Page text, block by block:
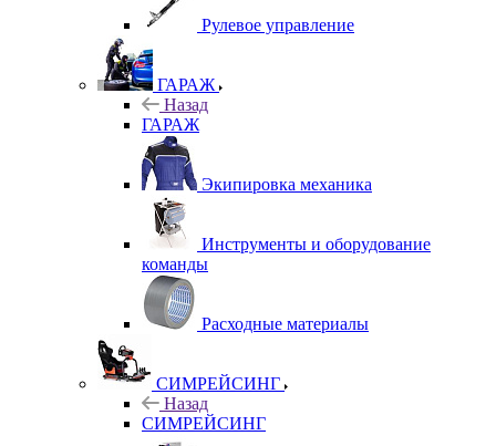
Рулевое управление
ГАРАЖ
Назад
ГАРАЖ
Экипировка механика
Инструменты и оборудование
команды
Расходные материалы
СИМРЕЙСИНГ
Назад
СИМРЕЙСИНГ